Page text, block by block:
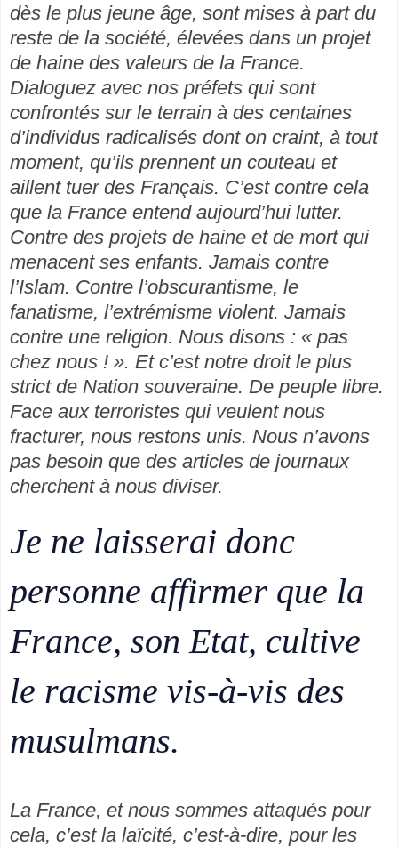
dès le plus jeune âge, sont mises à part du
reste de la société, élevées dans un projet
de haine des valeurs de la France.
Dialoguez avec nos préfets qui sont
confrontés sur le terrain à des centaines
d’individus radicalisés dont on craint, à tout
moment, qu’ils prennent un couteau et
aillent tuer des Français. C’est contre cela
que la France entend aujourd’hui lutter.
Contre des projets de haine et de mort qui
menacent ses enfants. Jamais contre
l’Islam. Contre l’obscurantisme, le
fanatisme, l’extrémisme violent. Jamais
contre une religion. Nous disons : « pas
chez nous ! ». Et c’est notre droit le plus
strict de Nation souveraine. De peuple libre.
Face aux terroristes qui veulent nous
fracturer, nous restons unis. Nous n’avons
pas besoin que des articles de journaux
cherchent à nous diviser.
Je ne laisserai donc
personne affirmer que la
France, son Etat, cultive
le racisme vis-à-vis des
musulmans.
La France, et nous sommes attaqués pour
cela, c’est la laïcité, c’est-à-dire, pour les